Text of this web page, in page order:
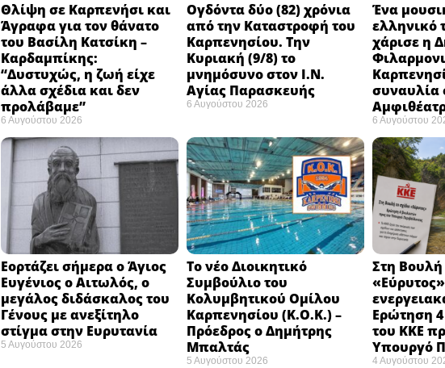
Θλίψη σε Καρπενήσι και
Άγραφα για τον θάνατο
του Βασίλη Κατσίκη –
Καρδαμπίκης:
“Δυστυχώς, η ζωή είχε
άλλα σχέδια και δεν
προλάβαμε”
6 Αυγούστου 2026
Ογδόντα δύο (82) χρόνια
από την Καταστροφή του
Καρπενησίου. Την
Κυριακή (9/8) το
μνημόσυνο στον Ι.Ν.
Αγίας Παρασκευής
6 Αυγούστου 2026
Ένα
ελληνικό
χάρισε η
συναυλία
6 Αυγούστου
Εορτάζει σήμερα ο Άγιος
Ευγένιος ο Αιτωλός, ο
μεγάλος διδάσκαλος του
Γένους με ανεξίτηλο
στίγμα στην Ευρυτανία
5 Αυγούστου 2026
Το νέο Διοικητικό
Συμβούλιο του
Κολυμβητικού Ομίλου
Καρπενησίου (Κ.Ο.Κ.) –
Πρόεδρος ο Δημήτρης
Μπαλτάς
5 Αυγούστου 2026
Στη Βουλή
Ερώτηση
του ΚΚΕ
Υπουργό
4 Αυγούστου